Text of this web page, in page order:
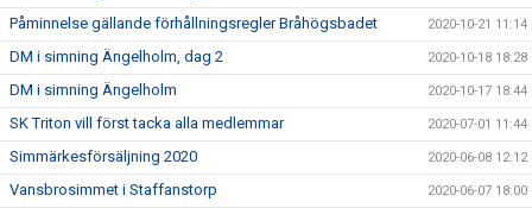
Påminnelse gällande förhållningsregler Bråhögsbadet 2020-10-21 11:14
DM i simning Ängelholm, dag 2 2020-10-18 18:28
DM i simning Ängelholm 2020-10-17 18:44
SK Triton vill först tacka alla medlemmar 2020-07-01 11:44
Simmärkesförsäljning 2020 2020-06-08 12:12
Vansbrosimmet i Staffanstorp 2020-06-07 18:00